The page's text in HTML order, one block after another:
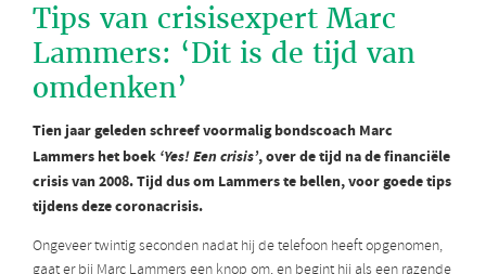
Tips van crisisexpert Marc
Lammers: ‘Dit is de tijd van
omdenken’
Tien jaar geleden schreef voormalig bondscoach Marc
Lammers het boek ‘Yes! Een crisis’, over de tijd na de financiële
crisis van 2008. Tijd dus om Lammers te bellen, voor goede tips
tijdens deze coronacrisis.
Ongeveer twintig seconden nadat hij de telefoon heeft opgenomen,